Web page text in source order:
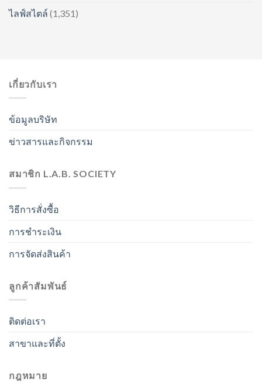
ไลฟ์สไตล์ (1,351)
เกี่ยวกับเรา
ข้อมูลบริษัท
ข่าวสารและกิจกรรม
สมาชิก L.A.B. SOCIETY
วิธีการสั่งซื้อ
การชำระเงิน
การจัดส่งสินค้า
ลูกค้าสัมพันธ์
ติดต่อเรา
สาขาและที่ตั้ง
กฎหมาย